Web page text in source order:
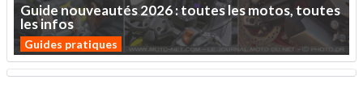
Guidenouveautés2026:touteslesmotos,toutes
lesinfos
Guides pratiques